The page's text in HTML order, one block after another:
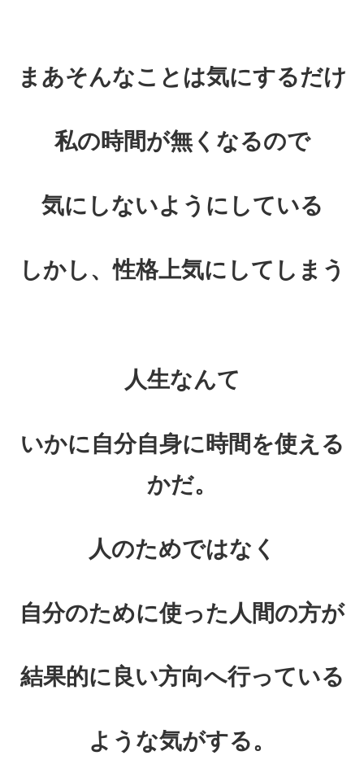
まあそんなことは気にするだけ
私の時間が無くなるので
気にしないようにしている
しかし、性格上気にしてしまう
人生なんて
いかに自分自身に時間を使える
かだ。
人のためではなく
自分のために使った人間の方が
結果的に良い方向へ行っている
ような気がする。